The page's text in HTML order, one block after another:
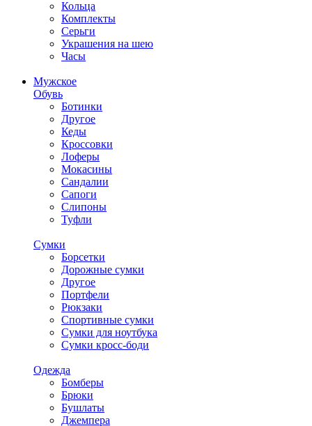
Кольца
Комплекты
Серьги
Украшения на шею
Часы
Мужское
Обувь
Ботинки
Другое
Кеды
Кроссовки
Лоферы
Мокасины
Сандалии
Сапоги
Слипоны
Туфли
Сумки
Борсетки
Дорожные сумки
Другое
Портфели
Рюкзаки
Спортивные сумки
Сумки для ноутбука
Сумки кросс-боди
Одежда
Бомберы
Брюки
Бушлаты
Джемпера